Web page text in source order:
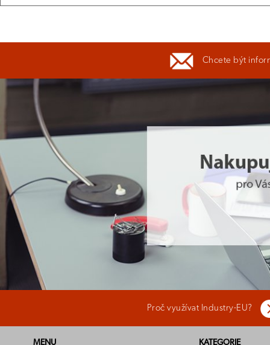
Chcete být
Proč využívat Industry-EU?
MENU KATEGORIE